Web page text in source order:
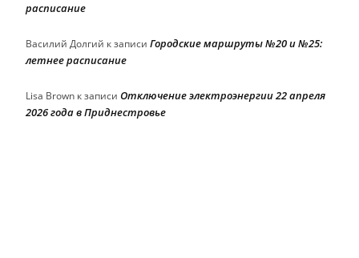
расписание
Василий Долгий к записи Городские маршруты №20 и №25:
летнее расписание
Lisa Brown к записи Отключение электроэнергии 22 апреля
2026 года в Приднестровье